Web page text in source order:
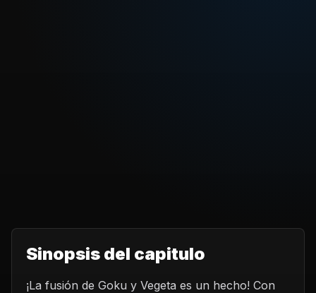
Sinopsis del capitulo
¡La fusión de Goku y Vegeta es un hecho! Con